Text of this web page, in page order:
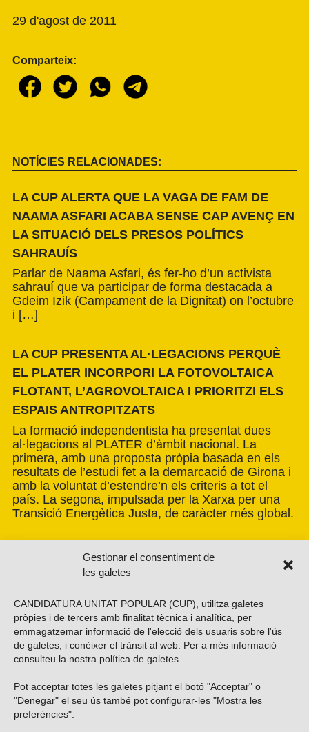
Gestionar el consentiment de
les galetes
CANDIDATURA UNITAT POPULAR (CUP), utilitza galetes
pròpies i de tercers amb finalitat tècnica i analítica, per
emmagatzemar informació de l'elecció dels usuaris sobre l'ús
de galetes, i conèixer el trànsit al web. Per a més informació
consulteu la nostra política de galetes
Pot acceptar totes les galetes pitjant el botó "Acceptar" o
"Denegar" el seu ús també pot configurar-les "Mostra les
preferències".
29 d'agost de 2011
Comparteix:
NOTÍCIES RELACIONADES:
LA CUP ALERTA QUE LA VAGA DE FAM DE
NAAMA ASFARI ACABA SENSE CAP AVENÇ EN
LA SITUACIÓ DELS PRESOS POLÍTICS
SAHRAUÍS
Parlar de Naama Asfari, és fer-ho d’un activista
sahrauí que va participar de forma destacada a
Gdeim Izik (Campament de la Dignitat) on l’octubre
i […]
LA CUP PRESENTA AL·LEGACIONS PERQUÈ
EL PLATER INCORPORI LA FOTOVOLTAICA
FLOTANT, L’AGROVOLTAICA I PRIORITZI ELS
ESPAIS ANTROPITZATS
La formació independentista ha presentat dues
al·legacions al PLATER d’àmbit nacional. La
primera, amb una proposta pròpia basada en els
resultats de l’estudi fet a la demarcació de Girona i
amb la voluntat d’estendre’n els criteris a tot el
país. La segona, impulsada per la Xarxa per una
Transició Energètica Justa, de caràcter més global.
Vols subscriure’t al nostre butlletí?